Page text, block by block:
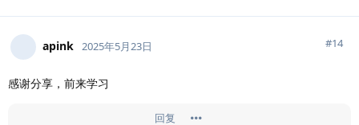
apink 2025年5月23日 #14
感谢分享，前来学习
回复